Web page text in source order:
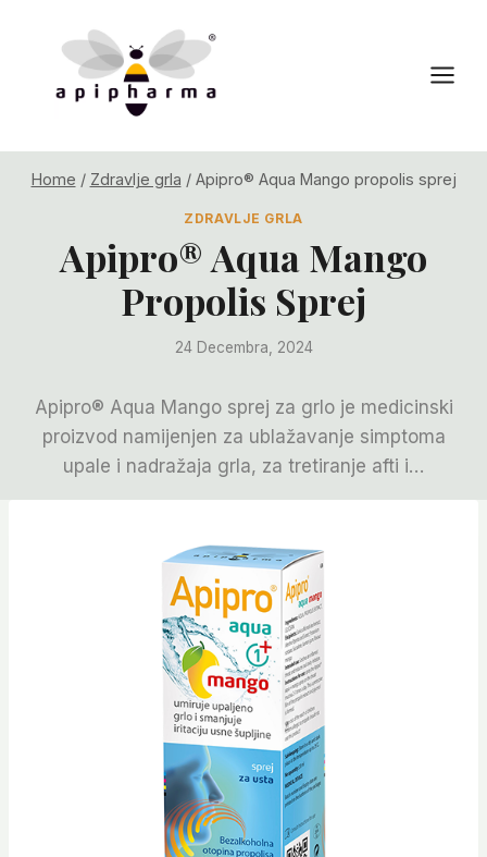
Home / Zdravlje grla / Apipro® Aqua Mango propolis sprej
ZDRAVLJE GRLA
Apipro® Aqua Mango
Propolis Sprej
24 Decembra, 2024
Apipro® Aqua Mango sprej za grlo je medicinski
proizvod namijenjen za ublažavanje simptoma
upale i nadražaja grla, za tretiranje afti i…